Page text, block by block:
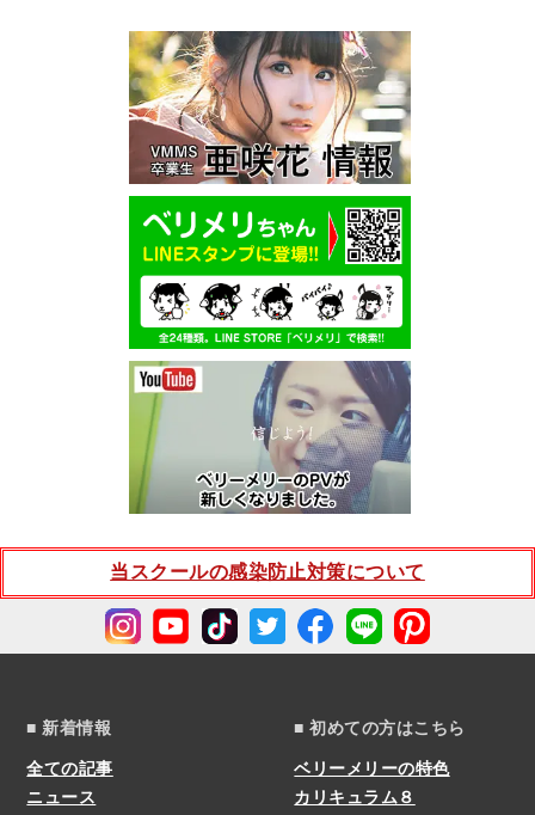
当スクールの感染防止対策について
■ 新着情報
全ての記事
ニュース
■ 初めての方はこちら
ベリーメリーの特色
カリキュラム８